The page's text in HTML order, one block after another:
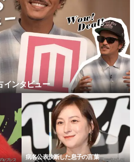
インタビュー
病名公表決断した息子の言葉